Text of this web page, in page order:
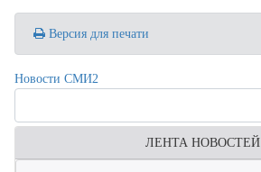
Версия для печати
Новости СМИ2
ЛЕНТА НОВОСТЕЙ